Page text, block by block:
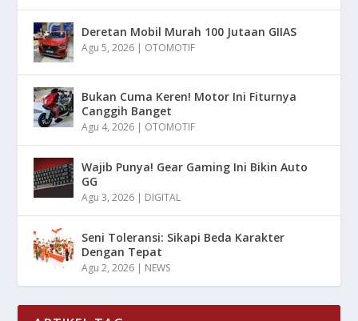
Deretan Mobil Murah 100 Jutaan GIIAS
Agu 5, 2026 | OTOMOTIF
Bukan Cuma Keren! Motor Ini Fiturnya
Canggih Banget
Agu 4, 2026 | OTOMOTIF
Wajib Punya! Gear Gaming Ini Bikin Auto
GG
Agu 3, 2026 | DIGITAL
Seni Toleransi: Sikapi Beda Karakter
Dengan Tepat
Agu 2, 2026 | NEWS